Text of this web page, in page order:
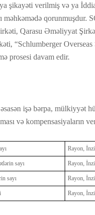
şikayəti verilmiş və ya
məhkəmədə
Qarasu Əməliyyat
“Schlumberger
prosesi davam edir.
işə bərpa, mülkiyyət
və kompensasiyaların
Rayon,
sayı Rayon,
sayı Rayon,
Rayon,